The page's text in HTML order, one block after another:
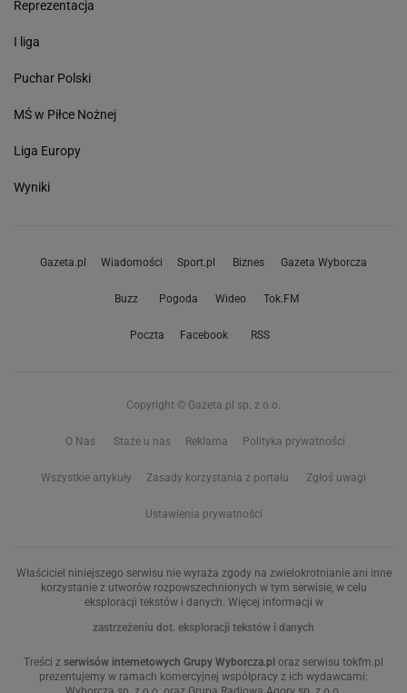
Reprezentacja
I liga
Puchar Polski
MŚ w Piłce Nożnej
Liga Europy
Wyniki
Gazeta.pl Wiadomości Sport.pl Biznes Gazeta Wyborcza
Buzz Pogoda Wideo Tok.FM
Poczta Facebook RSS
Copyright © Gazeta.pl sp. z o.o.
O Nas Staże u nas Reklama Polityka prywatności
Wszystkie artykuły Zasady korzystania z portalu Zgłoś uwagi
Ustawienia prywatności
Właściciel niniejszego serwisu nie wyraża zgody na zwielokrotnianie ani inne
korzystanie z utworów rozpowszechnionych w tym serwisie, w celu
eksploracji tekstów i danych. Więcej informacji w
zastrzeżeniu dot. eksploracji tekstów i danych
Treści z serwisów internetowych Grupy Wyborcza.pl oraz serwisu tokfm.pl
prezentujemy w ramach komercyjnej współpracy z ich wydawcami: